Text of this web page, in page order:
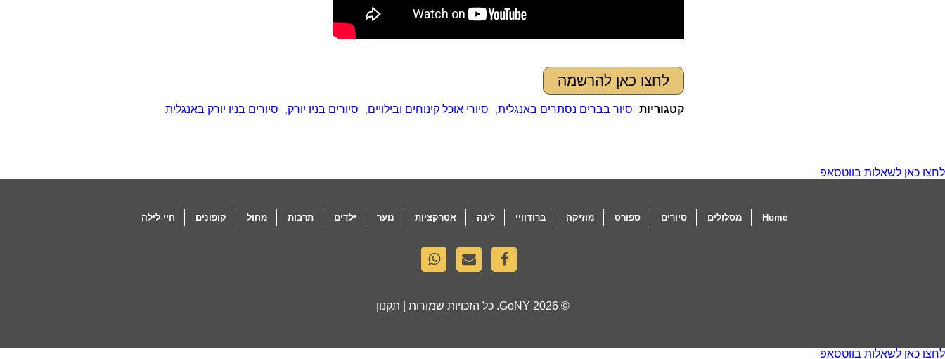
לחצו כאן להרשמה
קטגוריות סיור בברים נסתרים באנגלית, סיורי אוכל קינוחים ובילויים, סיורים בניו יורק, סיורים בניו יורק באנגלית
לחצו כאן לשאלות בווטסאפ
Home מסלולים סיורים ספורט מוזיקה ברודוויי לינה אטרקציות נוער ילדים תרבות מחול קופונים חיי לילה
© 2026
GoNY. כל הזכויות שמורות | תקנון
לחצו כאן לשאלות בווטסאפ